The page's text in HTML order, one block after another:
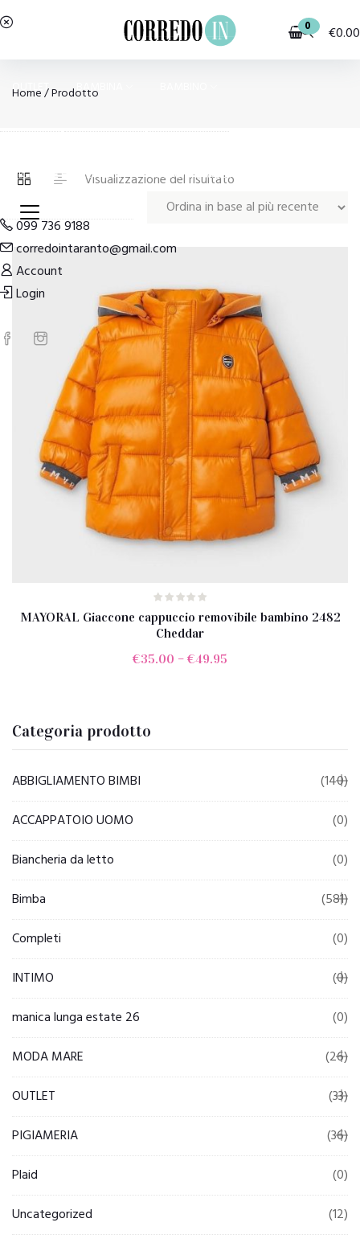
0 €0.00
OUTLET BAMBINA
PIGIAMI E HOMEWEAR COSTUMI E MODA MARE
099 736 9188
corredointaranto@gmail.com
Account
Login
Home/ Prodotto
Visualizzazione del risultato
MAYORAL Giaccone cappuccio removibile bambino 2482
Cheddar
€35.00 – €49.95
Categoria prodotto
ABBIGLIAMENTO BIMBI
(140)
ACCAPPATOIO UOMO
(0)
Biancheria da letto
(0)
Bimba
(581)
Completi
(0)
INTIMO
(0)
manica lunga estate 26
(0)
MODA MARE
(26)
OUTLET
(33)
PIGIAMERIA
(36)
Plaid
(0)
Uncategorized
(12)